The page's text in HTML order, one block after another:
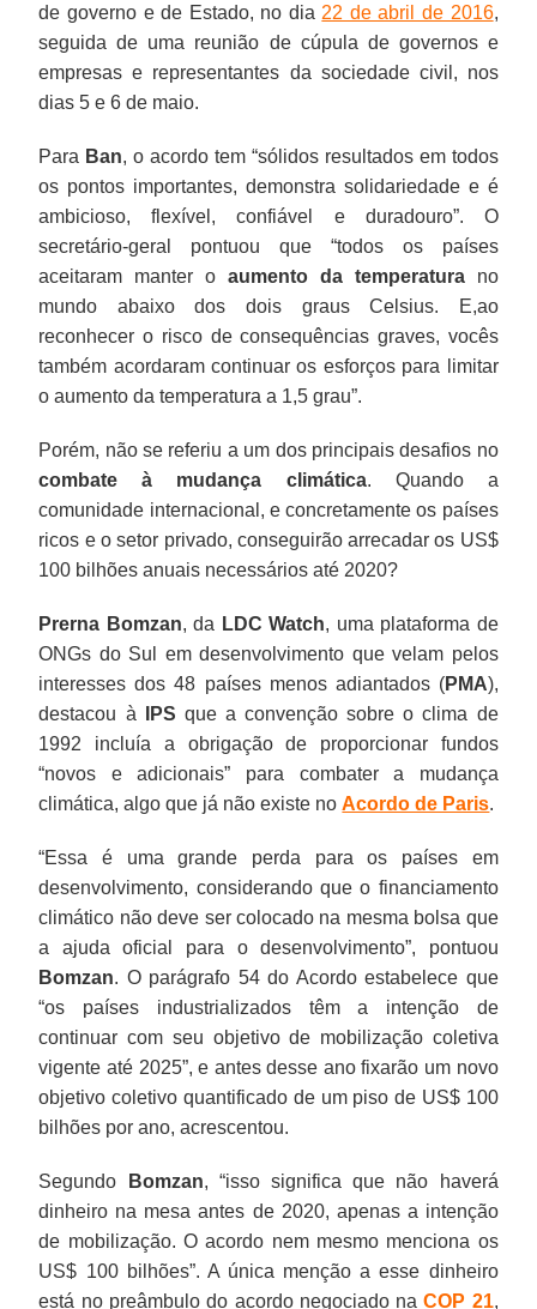
de governo e de Estado, no dia 22 de abril de 2016,
seguida de uma reunião de cúpula de governos e
empresas e representantes da sociedade civil, nos
dias 5 e 6 de maio.
Para Ban, o acordo tem “sólidos resultados em todos
os pontos importantes, demonstra solidariedade e é
ambicioso, flexível, confiável e duradouro”. O
secretário-geral pontuou que “todos os países
aceitaram manter o aumento da temperaturano
mundo abaixo dos dois graus Celsius. E,ao
reconhecer o risco de consequências graves, vocês
também acordaram continuar os esforços para limitar
o aumento da temperatura a 1,5 grau”.
Porém, não se referiu a um dos principais desafios no
combate à mudança climática. Quando a
comunidade internacional, e concretamente os países
ricos e o setor privado, conseguirão arrecadar os US$
100 bilhões anuais necessários até 2020?
Prerna Bomzan, da LDC Watch, uma plataforma de
ONGs do Sul em desenvolvimento que velam pelos
interesses dos 48 países menos adiantados (PMA),
destacou à
IPS que a convenção sobre o clima de
1992 incluía a obrigação de proporcionar fundos
“novos e adicionais” para combater a mudança
climática, algo que já não existe noAcordo de Paris.
“Essa é uma grande perda para os países em
desenvolvimento, considerando que o financiamento
climático não deve ser colocado na mesma bolsa que
a ajuda oficial para o desenvolvimento”, pontuou
Bomzan. O parágrafo 54 do Acordo estabelece que
“os países industrializados têm a intenção de
continuar com seu objetivo de mobilização coletiva
vigente até 2025”, e antes desse ano fixarão um novo
objetivo coletivo quantificado de um piso de US$ 100
bilhões por ano, acrescentou.
Segundo Bomzan, “isso significa que não haverá
dinheiro na mesa antes de 2020, apenas a intenção
de mobilização. O acordo nem mesmo menciona os
US$ 100 bilhões”. A única menção a esse dinheiro
está no preâmbulo do acordo negociado naCOP 21,